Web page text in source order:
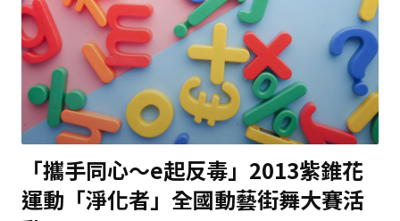
「攜手同心～e起反毒」2013紫錐花
運動「淨化者」全國動藝街舞大賽活